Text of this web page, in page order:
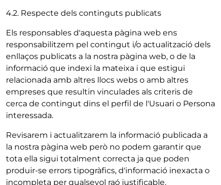
4.2. Respecte dels continguts publicats
Els responsables d'aquesta pàgina web ens
responsabilitzem pel contingut i/o actualització dels
enllaços publicats a la nostra pàgina web, o de la
informació que indexi la mateixa i que estigui
relacionada amb altres llocs webs o amb altres
empreses que resultin vinculades als criteris de
cerca de contingut dins el perfil de l'Usuari o Persona
interessada.
Revisarem i actualitzarem la informació publicada a
la nostra pàgina web però no podem garantir que
tota ella sigui totalment correcta ja que poden
produir-se errors tipogràfics, d'informació inexacta o
incompleta per qualsevol raó justificable.